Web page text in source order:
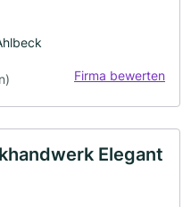
Firma bewerten
Elegant